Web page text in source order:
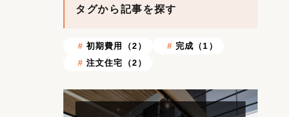
タグから記事を探す
初期費用（2）
完成（1）
注文住宅（2）